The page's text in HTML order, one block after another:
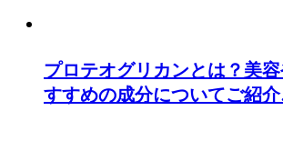
プロテオグリカンとは？美
すすめの成分についてご紹